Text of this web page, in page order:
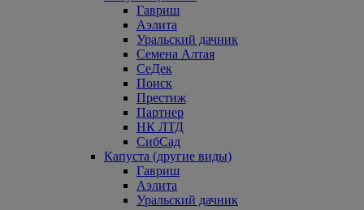
Гавриш
Аэлита
Уральский дачник
Семена Алтая
СеДек
Поиск
Престиж
Партнер
НК ЛТД
СибСад
Капуста (другие виды)
Гавриш
Аэлита
Уральский дачник